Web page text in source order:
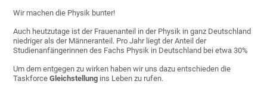
Wir machen die Physik bunter!
Auch heutzutage ist der Frauenanteil in der Physik in ganz Deutschland
niedriger als der Männeranteil. Pro Jahr liegt der Anteil der
Studienanfängerinnen des Fachs Physik in Deutschland bei etwa 30%
Um dem entgegen zu wirken haben wir uns dazu entschieden die
TaskforceGleichstellung ins Leben zu rufen.